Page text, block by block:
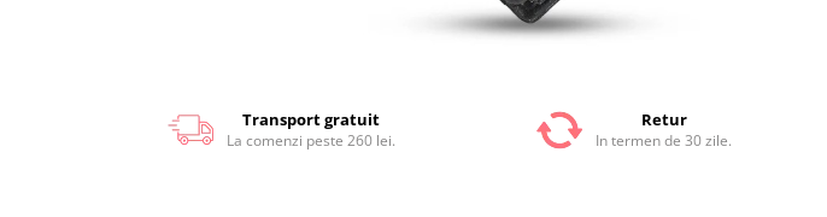
Transport gratuit
La comenzi peste 260 lei.
Retur
In termen de 30 zile.